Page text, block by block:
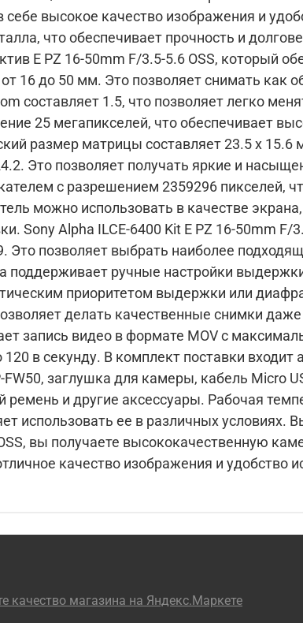
себе высокое качество изображения и
что обеспечивает прочность и
E PZ 16-50mm F/3.5-5.6 OSS, который
16 до 50 мм. Это позволяет снимать как
составляет 1.5, что позволяет легко
25 мегапикселей, что обеспечивает
размер матрицы составляет 23.5 x 15.6
Это позволяет получать яркие и насыщенные
с разрешением 2359296 пикселей,
можно использовать в качестве
Это позволяет выбрать наиболее
приоритетом выдержки или диафрагмы. В
делать качественные снимки
входит адаптер переменного
FW50, заглушка для камеры, кабель Micro
аксессуары. Рабочая температура камеры
ее в различных условиях. Выбирая Sony Alpha ILCE-
вы получаете высококачественную
качество изображения и удобство